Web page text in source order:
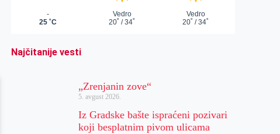
Najčitanije vesti
„Zrenjanin zove“
5. avgust 2026.
Iz Gradske bašte ispraćeni pozivari
koji besplatnim pivom ulicama